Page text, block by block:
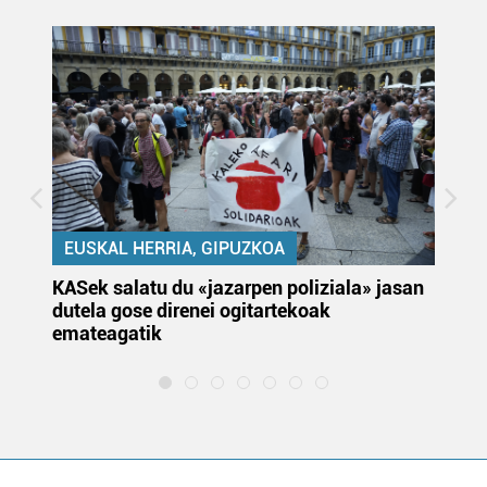
EUSKAL HERRIA, GIPUZKOA
KASek salatu du «jazarpen poliziala» jasan
dutela gose direnei ogitartekoak
emateagatik